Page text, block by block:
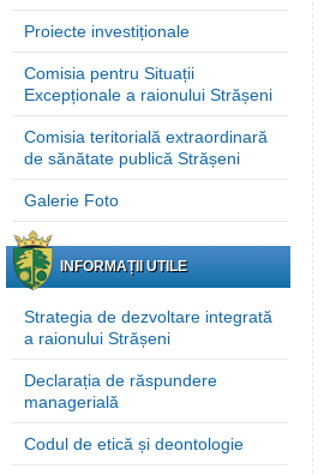
Proiecte investiționale
Comisia pentru Situații
Excepționale a raionului Strășeni
Comisia teritorială extraordinară
de sănătate publică Strășeni
Galerie Foto
INFORMAȚII UTILE
Strategia de dezvoltare integrată
a raionului Strășeni
Declarația de răspundere
managerială
Codul de etică și deontologie